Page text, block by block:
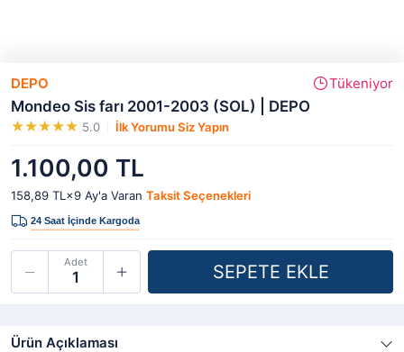
DEPO Tükeniyor
Mondeo Sis farı 2001-2003 (SOL) | DEPO
5.0 İlk Yorumu Siz Yapın
1.100,00 TL
158,89 TL×9 Ay'a Varan Taksit Seçenekleri
Adet
Ürün Açıklaması